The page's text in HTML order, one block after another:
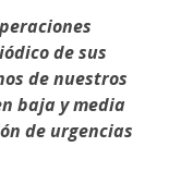
de sus
de nuestros
baja y media
de urgencias